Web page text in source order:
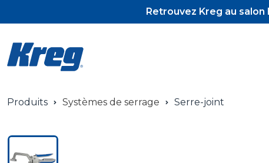
Retrouvez Kreg au salon
Produits Systèmes de serrage Serre-joint